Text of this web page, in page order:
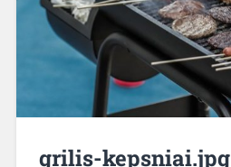
grilis-kepsniai.jpg